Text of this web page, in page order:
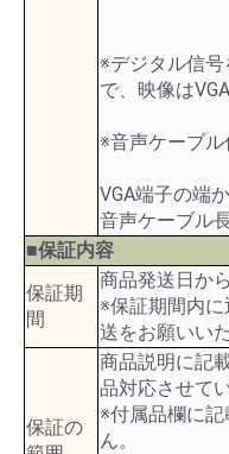
※デジタル信
で、映像は
※音声ケーブル
VGA端子の端
音声ケーブル
■保証内容
保証期
間
商品発送日か
※保証期間内
送をお願いい
保証の
商品説明に記
品対応させて
※付属品欄に
ん。